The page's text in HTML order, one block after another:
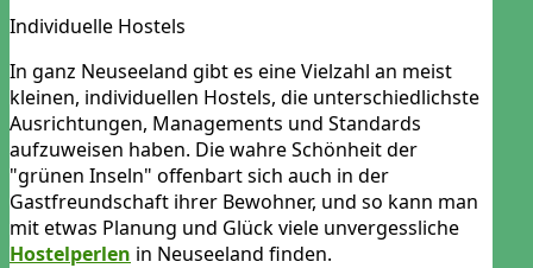
Individuelle Hostels
In ganz Neuseeland gibt es eine Vielzahl an meist
kleinen, individuellen Hostels, die unterschiedlichste
Ausrichtungen, Managements und Standards
aufzuweisen haben. Die wahre Schönheit der
"grünen Inseln" offenbart sich auch in der
Gastfreundschaft ihrer Bewohner, und so kann man
mit etwas Planung und Glück viele unvergessliche
Hostelperlen in Neuseeland finden.